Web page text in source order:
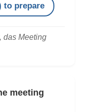
to prepare
das Meeting
meeting